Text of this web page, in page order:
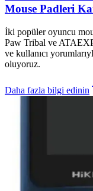
Mouse Padleri
İki popüler oyuncu
Paw Tribal ve
ve kullanıcı
oluyoruz.
Daha fazla bilgi edinin